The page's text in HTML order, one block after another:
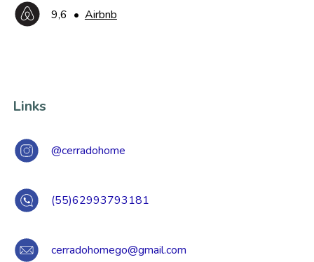
9,6 • Airbnb
Links
@cerradohome
(55)62993793181
cerradohomego@gmail.com